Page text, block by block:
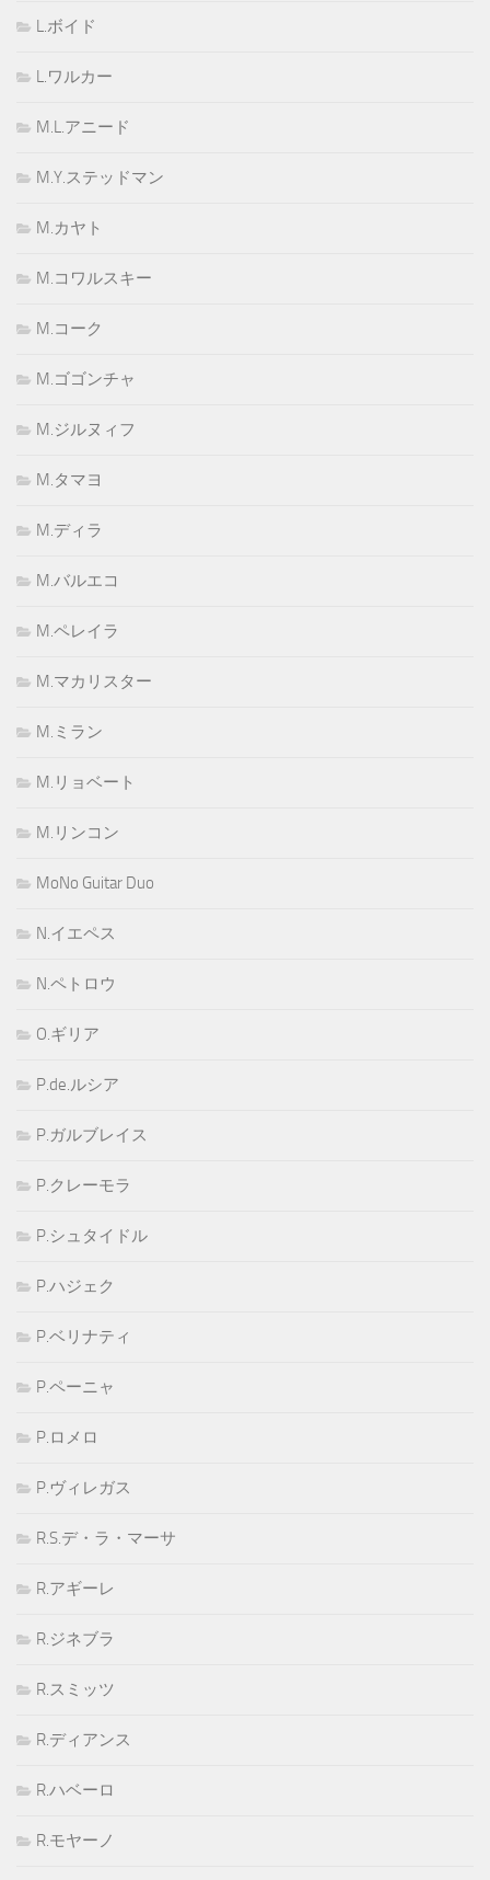
L.ボイド
L.ワルカー
M.L.アニード
M.Y.ステッドマン
M.カヤト
M.コワルスキー
M.コーク
M.ゴゴンチャ
M.ジルヌィフ
M.タマヨ
M.ディラ
M.バルエコ
M.ペレイラ
M.マカリスター
M.ミラン
M.リョベート
M.リンコン
MoNo Guitar Duo
N.イエペス
N.ペトロウ
O.ギリア
P.de.ルシア
P.ガルブレイス
P.クレーモラ
P.シュタイドル
P.ハジェク
P.ベリナティ
P.ペーニャ
P.ロメロ
P.ヴィレガス
R.S.デ・ラ・マーサ
R.アギーレ
R.ジネブラ
R.スミッツ
R.ディアンス
R.ハベーロ
R.モヤーノ